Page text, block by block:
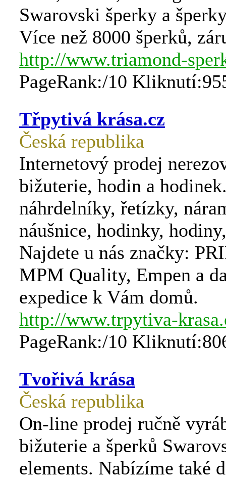
Swarovski šperky a
Více než 8000 šperků,
http://www.triamond-
PageRank:/10
Třpytivá krása.cz
Česká republika
Internetový prodej
bižuterie, hodin a
náhrdelníky, řetízky,
náušnice, hodinky,
Najdete u nás značky:
MPM Quality, Empen a
expedice k Vám domů.
http://www.trpytiva-
PageRank:/10
Tvořivá krása
Česká republika
On-line prodej ručně
bižuterie a šperků
elements. Nabízíme také